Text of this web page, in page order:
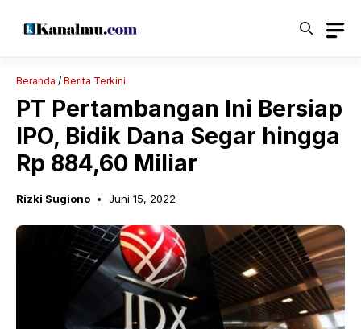
Beranda / Berita Terkini
PT Pertambangan Ini Bersiap
IPO, Bidik Dana Segar hingga
Rp 884,60 Miliar
Rizki Sugiono Juni 15, 2022